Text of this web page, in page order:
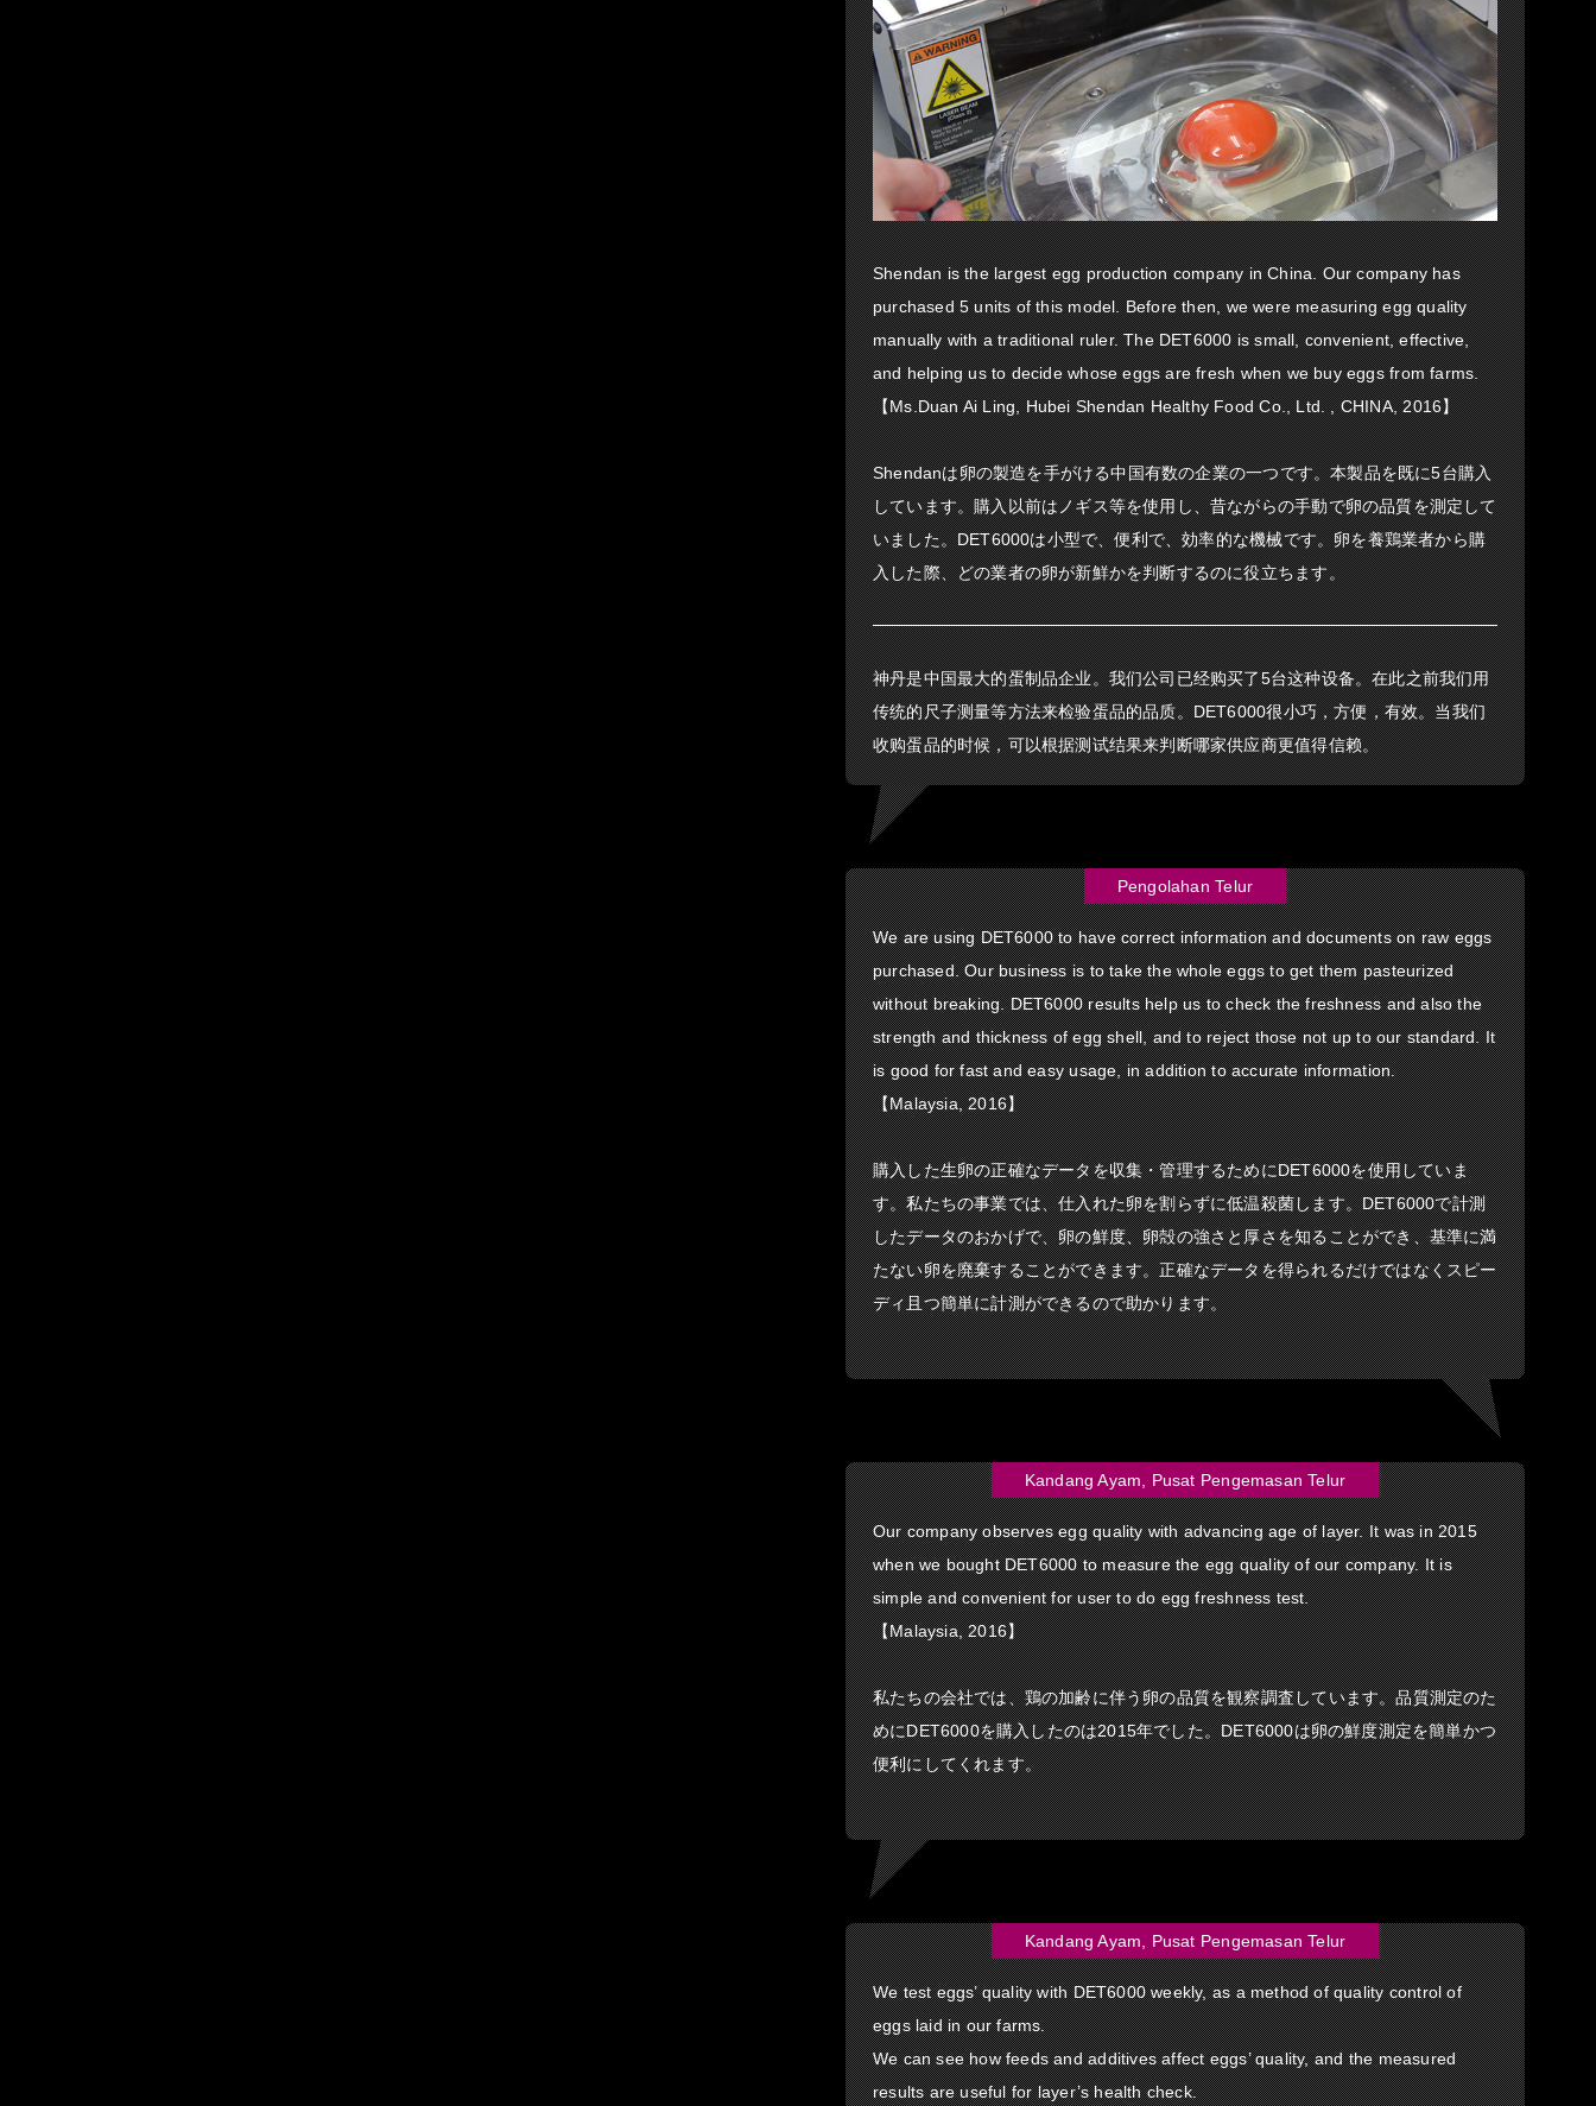
Shendan is the largest egg production company in China. Our company has
purchased 5 units of this model. Before then, we were measuring egg quality
manually with a traditional ruler. The DET6000 is small, convenient, effective,
and helping us to decide whose eggs are fresh when we buy eggs from farms.
【Ms.Duan Ai Ling, Hubei Shendan Healthy Food Co., Ltd. , CHINA, 2016】
Shendanは卵の製造を手がける中国有数の企業の一つです。本製品を既に5台購入
しています。購入以前はノギス等を使用し、昔ながらの手動で卵の品質を測定して
いました。DET6000は小型で、便利で、効率的な機械です。卵を養鶏業者から購
入した際、どの業者の卵が新鮮かを判断するのに役立ちます。
神丹是中国最大的蛋制品企业。我们公司已经购买了5台这种设备。在此之前我们用
传统的尺子测量等方法来检验蛋品的品质。DET6000很小巧，方便，有效。当我们
收购蛋品的时候，可以根据测试结果来判断哪家供应商更值得信赖。
Pengolahan Telur
We are using DET6000 to have correct information and documents on raw eggs
purchased. Our business is to take the whole eggs to get them pasteurized
without breaking. DET6000 results help us to check the freshness and also the
strength and thickness of egg shell, and to reject those not up to our standard. It
is good for fast and easy usage, in addition to accurate information.
【Malaysia, 2016】
購入した生卵の正確なデータを収集・管理するためにDET6000を使用していま
す。私たちの事業では、仕入れた卵を割らずに低温殺菌します。DET6000で計測
したデータのおかげで、卵の鮮度、卵殻の強さと厚さを知ることができ、基準に満
たない卵を廃棄することができます。正確なデータを得られるだけではなくスピー
ディ且つ簡単に計測ができるので助かります。
Kandang Ayam, Pusat Pengemasan Telur
Our company observes egg quality with advancing age of layer. It was in 2015
when we bought DET6000 to measure the egg quality of our company. It is
simple and convenient for user to do egg freshness test.
【Malaysia, 2016】
私たちの会社では、鶏の加齢に伴う卵の品質を観察調査しています。品質測定のた
めにDET6000を購入したのは2015年でした。DET6000は卵の鮮度測定を簡単かつ
便利にしてくれます。
Kandang Ayam, Pusat Pengemasan Telur
We test eggs’ quality with DET6000 weekly, as a method of quality control of
eggs laid in our farms.
We can see how feeds and additives affect eggs’ quality, and the measured
results are useful for layer’s health check.